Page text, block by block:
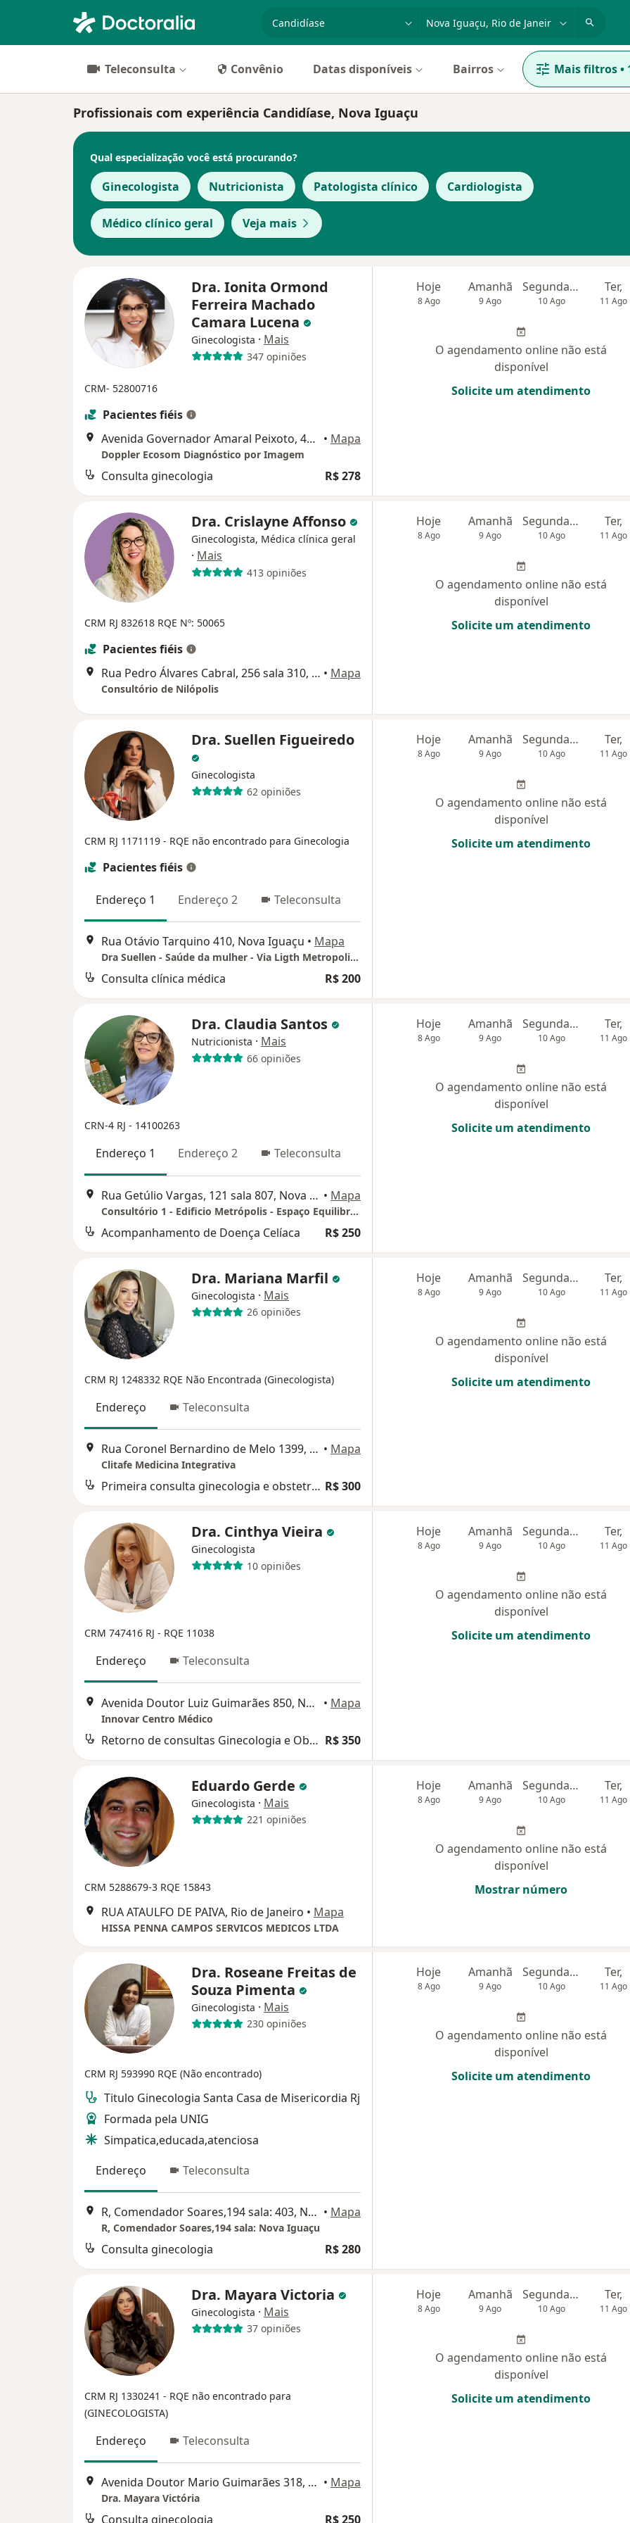
especialidade, doença ou nome
Teleconsulta Convênio Datas disponíveis Bairros Mais filtros•
Profissionais com experiência Candidíase, Nova Iguaçu
Qual especialização você está procurando?
Ginecologista Nutricionista Patologista clínico Cardiologista
Médico clínico geral Veja mais
Dra. Ionita Ormond
Ferreira Machado
Camara Lucena
Ginecologista · Mais
347 opiniões
CRM- 52800716
Pacientes fiéis
Avenida Governador Amaral Peixoto, 427, Sala 331 - Centro, Nova Iguaçu • Mapa
Doppler Ecosom Diagnóstico por Imagem
Consulta ginecologia R$ 278
Hoje
8 Ago
Amanhã
9 Ago
Segunda-feira
10 Ago
Ter,
11 Ago
O agendamento online não está
disponível
Solicite um atendimento
Dra. Crislayne Affonso
Ginecologista, Médica clínica geral
· Mais
413 opiniões
CRM RJ 832618 RQE Nº: 50065
Pacientes fiéis
Rua Pedro Álvares Cabral, 256 sala 310, Nilópolis • Mapa
Consultório de Nilópolis
Hoje
8 Ago
Amanhã
9 Ago
Segunda-feira
10 Ago
Ter,
11 Ago
O agendamento online não está
disponível
Solicite um atendimento
Dra. Suellen Figueiredo
Ginecologista
62 opiniões
CRM RJ 1171119 - RQE não encontrado para Ginecologia
Pacientes fiéis
Endereço 1 Endereço 2 Teleconsulta
Rua Otávio Tarquino 410, Nova Iguaçu • Mapa
Dra Suellen - Saúde da mulher - Via Ligth Metropolitan
Consulta clínica médica R$ 200
Hoje
8 Ago
Amanhã
9 Ago
Segunda-feira
10 Ago
Ter,
11 Ago
O agendamento online não está
disponível
Solicite um atendimento
Dra. Claudia Santos
Nutricionista · Mais
66 opiniões
CRN-4 RJ - 14100263
Endereço 1 Endereço 2 Teleconsulta
Rua Getúlio Vargas, 121 sala 807, Nova Iguaçu • Mapa
Consultório 1 - Edificio Metrópolis - Espaço Equilibrium corpo e mente
Acompanhamento de Doença Celíaca R$ 250
Hoje
8 Ago
Amanhã
9 Ago
Segunda-feira
10 Ago
Ter,
11 Ago
O agendamento online não está
disponível
Solicite um atendimento
Dra. Mariana Marfil
Ginecologista · Mais
26 opiniões
CRM RJ 1248332 RQE Não Encontrada (Ginecologista)
Endereço Teleconsulta
Rua Coronel Bernardino de Melo 1399, Nova Iguaçu • Mapa
Clitafe Medicina Integrativa
Primeira consulta ginecologia e obstetrícia R$ 300
Hoje
8 Ago
Amanhã
9 Ago
Segunda-feira
10 Ago
Ter,
11 Ago
O agendamento online não está
disponível
Solicite um atendimento
Dra. Cinthya Vieira
Ginecologista
10 opiniões
CRM 747416 RJ - RQE 11038
Endereço Teleconsulta
Avenida Doutor Luiz Guimarães 850, Nova Iguaçu • Mapa
Innovar Centro Médico
Retorno de consultas Ginecologia e Obstetrícia R$ 350
Hoje
8 Ago
Amanhã
9 Ago
Segunda-feira
10 Ago
Ter,
11 Ago
O agendamento online não está
disponível
Solicite um atendimento
Eduardo Gerde
Ginecologista · Mais
221 opiniões
CRM 5288679-3 RQE 15843
RUA ATAULFO DE PAIVA, Rio de Janeiro • Mapa
HISSA PENNA CAMPOS SERVICOS MEDICOS LTDA
Hoje
8 Ago
Amanhã
9 Ago
Segunda-feira
10 Ago
Ter,
11 Ago
O agendamento online não está
disponível
Mostrar número
Dra. Roseane Freitas de
Souza Pimenta
Ginecologista · Mais
230 opiniões
CRM RJ 593990 RQE (Não encontrado)
Titulo Ginecologia Santa Casa de Misericordia Rj
Formada pela UNIG
Simpatica,educada,atenciosa
Endereço
Teleconsulta
R, Comendador Soares,194 sala: 403, Nova Iguaçu • Mapa
R, Comendador Soares,194 sala: Nova Iguaçu
Consulta ginecologia R$ 280
Hoje
8 Ago
Amanhã
9 Ago
Segunda-feira
10 Ago
Ter,
11 Ago
O agendamento online não está
disponível
Solicite um atendimento
Dra. Mayara Victoria
Ginecologista · Mais
37 opiniões
CRM RJ 1330241 - RQE não encontrado para
(GINECOLOGISTA)
Endereço Teleconsulta
Avenida Doutor Mario Guimarães 318, Nova Iguaçu • Mapa
Dra. Mayara Victória
Consulta ginecologia R$ 250
Hoje
8 Ago
Amanhã
9 Ago
Segunda-feira
10 Ago
Ter,
11 Ago
O agendamento online não está
disponível
Solicite um atendimento